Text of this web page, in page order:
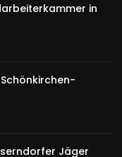
in
Jäger